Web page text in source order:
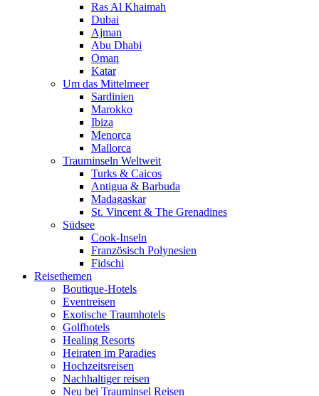
Ras Al Khaimah
Dubai
Ajman
Abu Dhabi
Oman
Katar
Um das Mittelmeer
Sardinien
Marokko
Ibiza
Menorca
Mallorca
Trauminseln Weltweit
Turks & Caicos
Antigua & Barbuda
Madagaskar
St. Vincent & The Grenadines
Südsee
Cook-Inseln
Französisch Polynesien
Fidschi
Reisethemen
Boutique-Hotels
Eventreisen
Exotische Traumhotels
Golfhotels
Healing Resorts
Heiraten im Paradies
Hochzeitsreisen
Nachhaltiger reisen
Neu bei Trauminsel Reisen